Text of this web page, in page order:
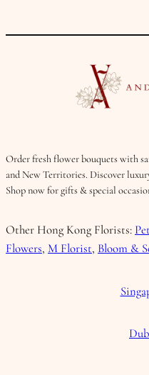
Order fresh flower bouquets with
and New Territories. Discover
Shop now for gifts & special
Other Hong Kong Florists:
Flowers, M Florist, Bloom &